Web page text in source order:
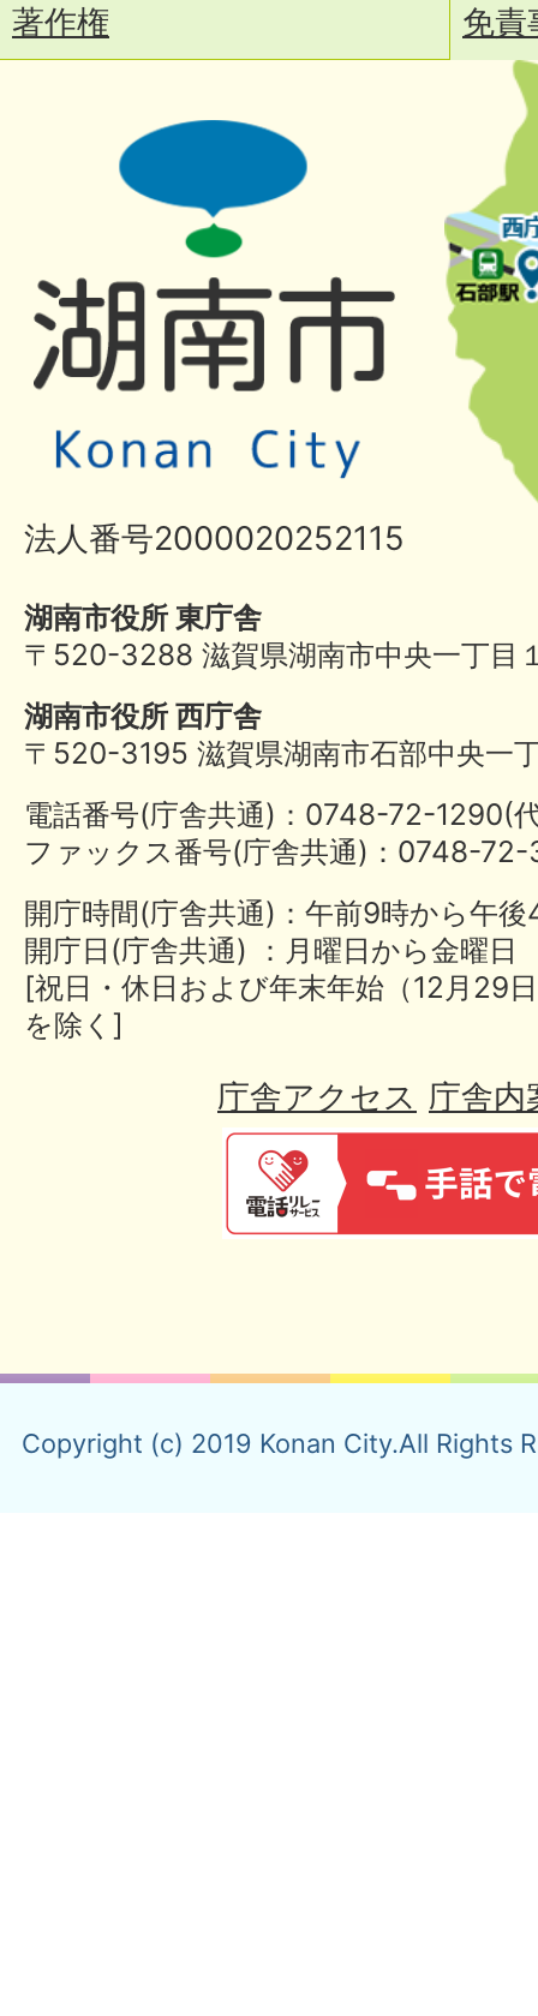
著作権
免責
法人番号2000020252115
湖南市役所 東庁舎
〒520-3288 滋賀県湖南市中央一丁目
湖南市役所 西庁舎
〒520-3195 滋賀県湖南市石部中央一
電話番号(庁舎共通)：0748-72-
ファックス番号(庁舎共通)：0748-
開庁時間(庁舎共通)：午前9時から午
開庁日(庁舎共通) ：月曜日から金曜日
[祝日・休日および年末年始（12月29
を除く]
庁舎アクセス 庁舎内
Copyright (c) 2019 Konan City.All Rights